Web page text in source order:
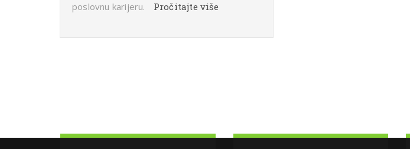
poslovnu karijeru.
Pročitajte više